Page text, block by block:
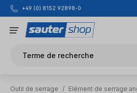
Passer au contenu principal
+49 (0) 8152 92898-0
Terme de recherche
Outil de serrage / Elément de serrage